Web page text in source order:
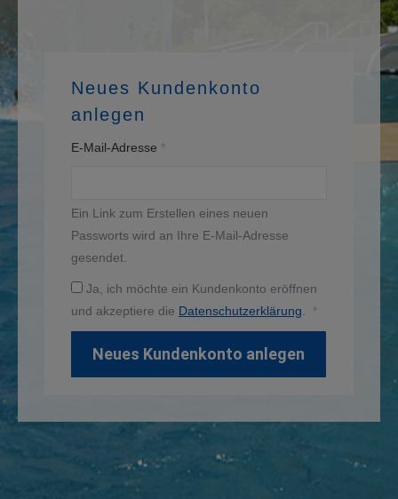
Neues Kundenkonto
anlegen
E-Mail-Adresse *
Ein Link zum Erstellen eines neuen
Passworts wird an Ihre E-Mail-Adresse
gesendet.
Ja, ich möchte ein Kundenkonto eröffnen
und akzeptiere die Datenschutzerklärung *
Neues Kundenkonto anlegen